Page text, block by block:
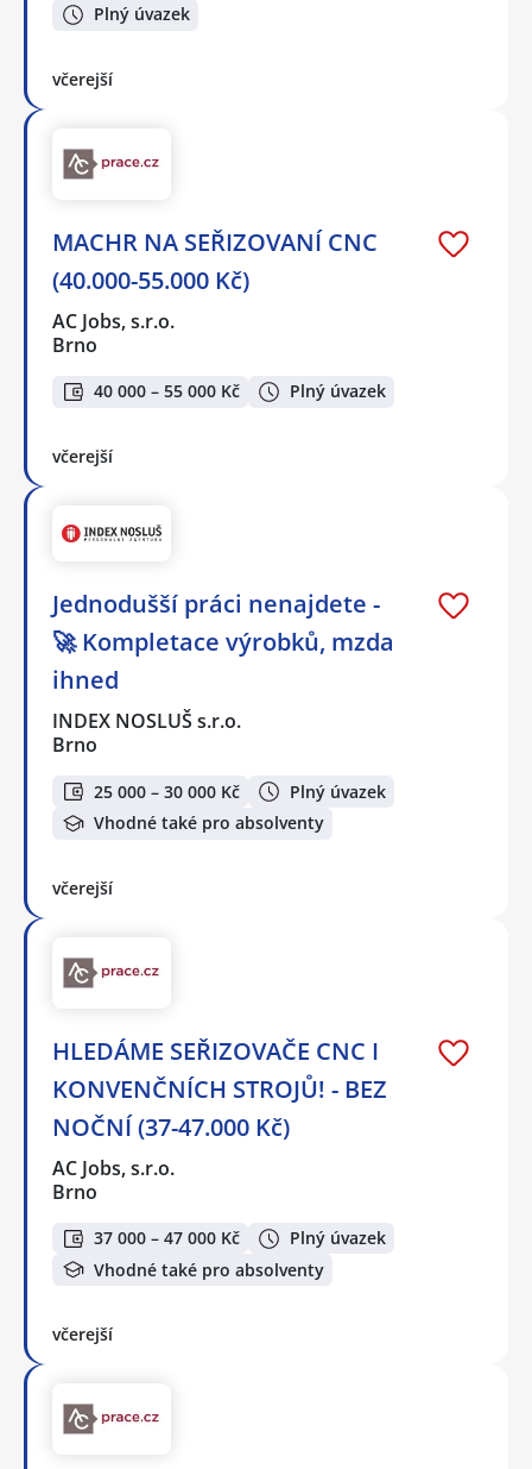
Plný úvazek
včerejší
MACHR NA SEŘIZOVANÍ CNC
(40.000-55.000 Kč)
AC Jobs, s.r.o.
Brno
40 000 – 55 000 Kč Plný úvazek
včerejší
Jednodušší práci nenajdete -
🚀 Kompletace výrobků, mzda
ihned
INDEX NOSLUŠ s.r.o.
Brno
25 000 – 30 000 Kč
Plný úvazek
Vhodné také pro absolventy
včerejší
HLEDÁME SEŘIZOVAČE CNC I
KONVENČNÍCH STROJŮ! - BEZ
NOČNÍ (37-47.000 Kč)
AC Jobs, s.r.o.
Brno
37 000 – 47 000 Kč
Plný úvazek
Vhodné také pro absolventy
včerejší